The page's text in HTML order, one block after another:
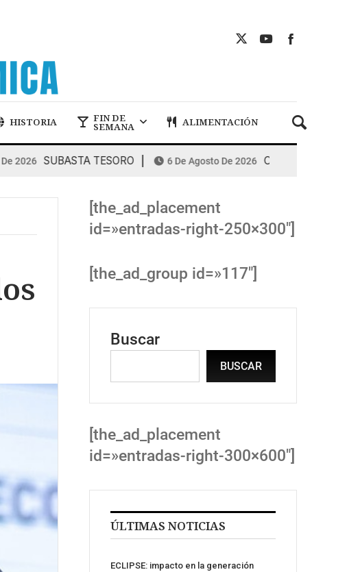
HISTORIA FIN DE
SEMANA ALIMENTACIÓN
SUBASTA TESORO 6 De Agosto De 2026 COMBUSTIBLES: la
[the_ad_placement
id=»entradas-right-250×300″]
[the_ad_group id=»117″]
Buscar
BUSCAR
[the_ad_placement
id=»entradas-right-300×600″]
ÚLTIMAS NOTICIAS
ECLIPSE: impacto en la generación